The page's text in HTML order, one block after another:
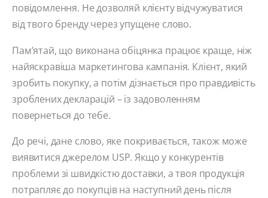
повідомлення. Не дозволяй клієнту відчужуватися
від твого бренду через упущене слово.
Пам’ятай, що виконана обіцянка працює краще, ніж
найяскравіша маркетингова кампанія. Клієнт, який
зробить покупку, а потім дізнається про правдивість
зроблених декларацій – із задоволенням
повернеться до тебе.
До речі, дане слово, яке покривається, також може
виявитися джерелом USP. Якщо у конкурентів
проблеми зі швидкістю доставки, а твоя продукція
потрапляє до покупців на наступний день після